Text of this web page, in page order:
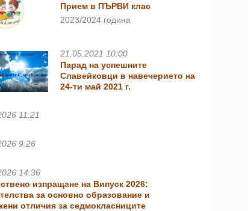
Прием в ПЪРВИ клас
2023/2024 година
21.05.2021 10:00
Парад на успешните
Славейковци в навечерието на
24-ти май 2021 г.
11:21
9:26
14:36
изпращане на Випуск 2026:
за основно образование и
отличия за седмокласниците